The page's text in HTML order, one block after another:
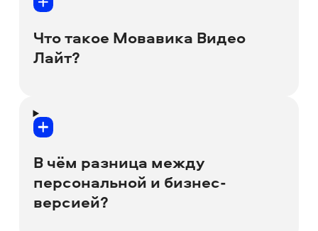
Что такое Мовавика Видео
Лайт?
Мовавика Видео Лайт
доступная по цене версия программы
Мовавика Видео. Если вам нужны
только базовые инструменты
редактирования, и вы не против, что
ваш ролик будет сохраняться с
В чём разница между
персональной и бизнес-
версией?